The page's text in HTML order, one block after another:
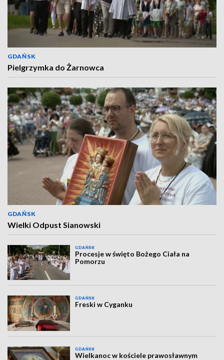
GDAŃSK
Pielgrzymka do Żarnowca
GDAŃSK
Wielki Odpust Sianowski
GDAŃSK
Procesje w święto Bożego Ciała na
Pomorzu
GDAŃSK
Freski w Cyganku
GDAŃSK
Wielkanoc w kościele prawosławnym